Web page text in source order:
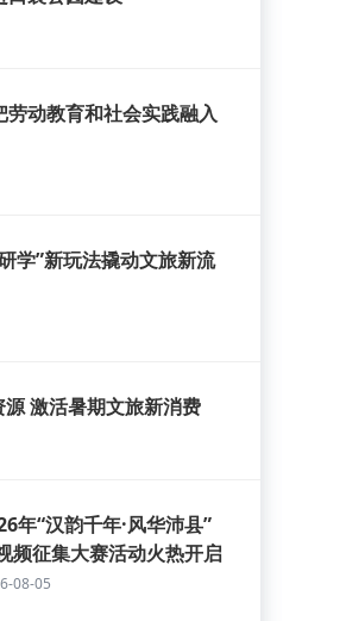
劳动教育和社会实践融入
学”新玩法撬动文旅新流
源 激活暑期文旅新消费
年“汉韵千年·风华沛县”
频征集大赛活动火热开启
08-05